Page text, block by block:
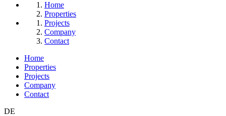
Home
Properties
Projects
Company
Contact
Home
Properties
Projects
Company
Contact
DE